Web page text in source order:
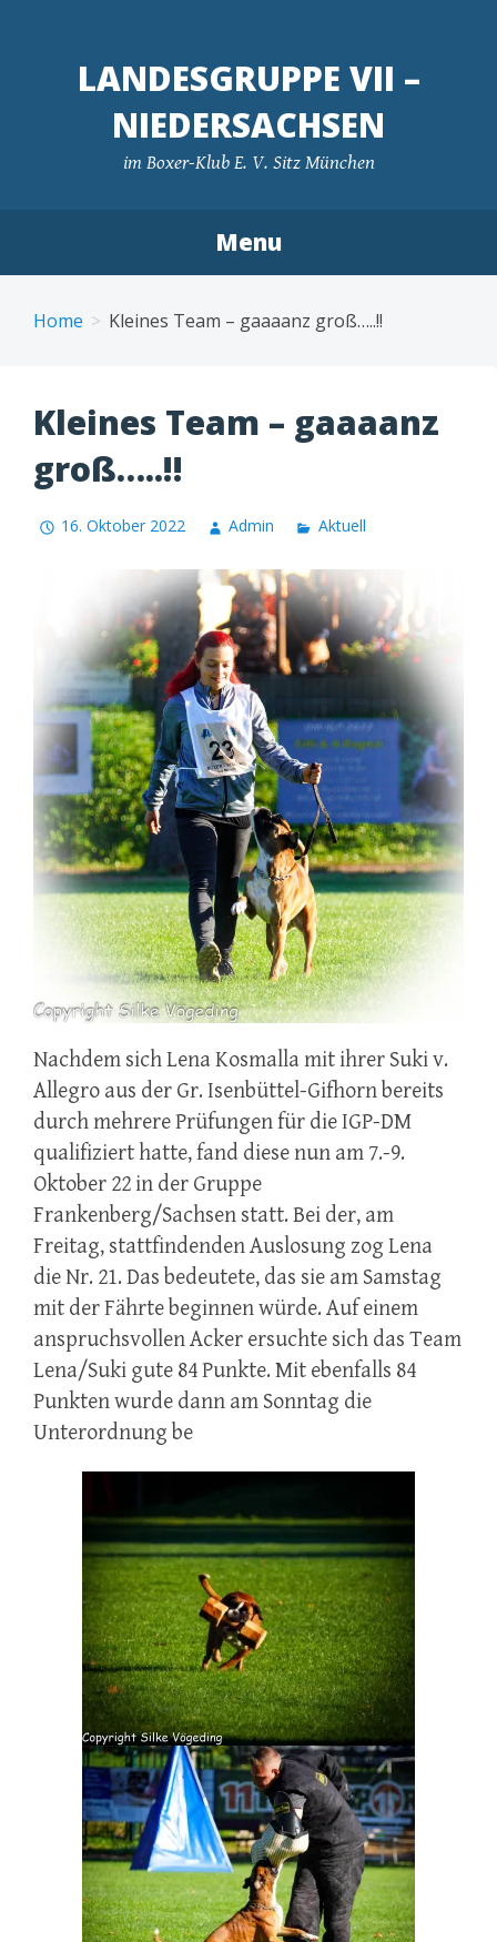
LANDESGRUPPE VII –
NIEDERSACHSEN
im Boxer-Klub E. V. Sitz München
Menu
content
Home Kleines Team – gaaaanz groß…..!!
Kleines Team – gaaaanz
groß…..!!
16. Oktober 2022 Admin Aktuell
Nachdem sich Lena Kosmalla mit ihrer Suki v.
Allegro aus der Gr. Isenbüttel-Gifhorn bereits
durch mehrere Prüfungen für die IGP-DM
qualifiziert hatte, fand diese nun am 7.-9.
Oktober 22 in der Gruppe
Frankenberg/Sachsen statt. Bei der, am
Freitag, stattfindenden Auslosung zog Lena
die Nr. 21. Das bedeutete, das sie am Samstag
mit der Fährte beginnen würde. Auf einem
anspruchsvollen Acker ersuchte sich das Team
Lena/Suki gute 84 Punkte. Mit ebenfalls 84
Punkten wurde dann am Sonntag die
Unterordnung be